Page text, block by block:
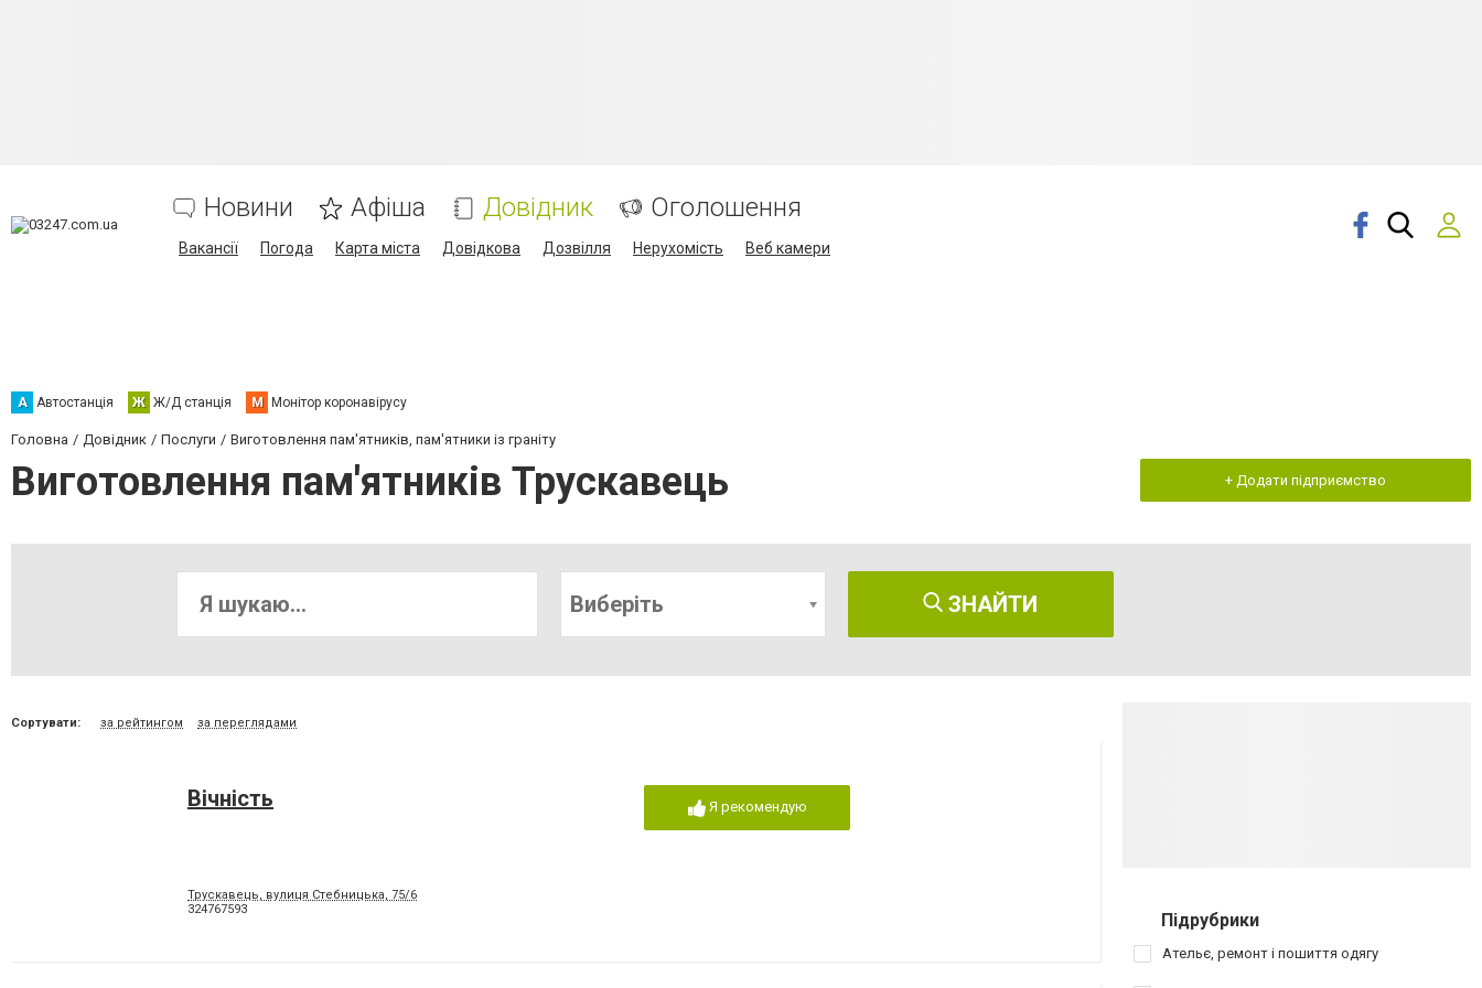
Новини Афіша Довідник Оголошення
Вакансії Погода Карта міста Довідкова Дозвілля Нерухомість Веб камери
А Автостанція Ж Ж/Д станція М Монітор коронавірусу
Головна Довідник Послуги Виготовлення пам'ятників, пам'ятники із граніту
Виготовлення пам'ятників Трускавець + Додати підприємство
Виберіть ЗНАЙТИ
Сортувати: за рейтингом за переглядами
Вічність
Трускавець, вулиця Стебницька, 75/6
324767593
Я рекомендую
Підрубрики
Ательє, ремонт і пошиття одягу